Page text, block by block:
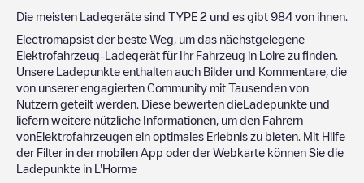
Die meisten Ladegeräte sind TYPE 2 und es gibt 984 von ihnen.
Electromapsist der beste Weg, um das nächstgelegene
Elektrofahrzeug-Ladegerät für Ihr Fahrzeug in Loire zu finden.
Unsere Ladepunkte enthalten auch Bilder und Kommentare, die
von unserer engagierten Community mit Tausenden von
Nutzern geteilt werden. Diese bewerten dieLadepunkte und
liefern weitere nützliche Informationen, um den Fahrern
vonElektrofahrzeugen ein optimales Erlebnis zu bieten. Mit Hilfe
der Filter in der mobilen App oder der Webkarte können Sie die
Ladepunkte in L'Horme